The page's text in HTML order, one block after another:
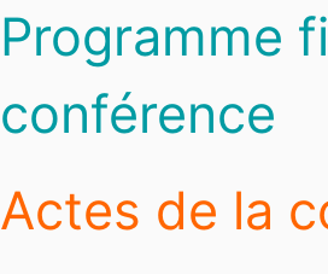
Programme
conférence
Actes de la